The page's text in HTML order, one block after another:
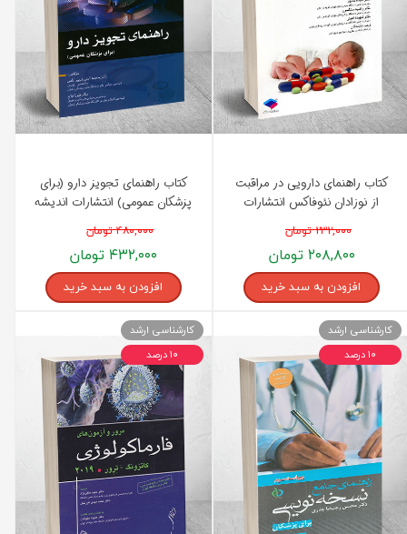
کتاب راهنمای دارویی در مراقبت
از نوزادان نئوفاکس انتشارات
۲۳۲,۰۰۰ تومان
۲۰۸,۸۰۰ تومان
افزودن به سبد خرید
کتاب راهنمای تجویز دارو (برای
پزشکان عمومی) انتشارات اندیشه
۴۸۰,۰۰۰ تومان
۴۳۲,۰۰۰ تومان
افزودن به سبد خرید
کارشناسی ارشد
۱۰ درصد
کارشناسی ارشد
۱۰ درصد